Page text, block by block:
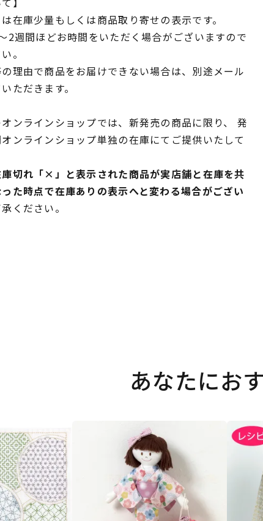
在庫少量もしくは商品取り寄せの表示です。
2週間ほどお時間をいただく場合がございますので
。
理由で商品をお届けできない場合は、別途メール
ただきます。
ンラインショップでは、新発売の商品に限り、 発
ンラインショップ単独の在庫にてご提供いたして
切れ「×」と表示された商品が実店舗と在庫を共
た時点で在庫ありの表示へと変わる場合がござい
ください。
あなたにお